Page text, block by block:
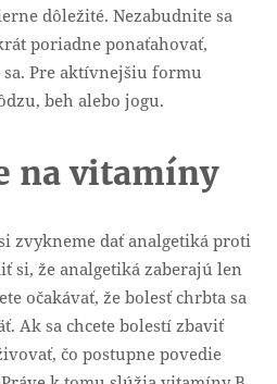
dôležité. Nezabudnite sa
poriadne ponaťahovať,
Pre aktívnejšiu formu
beh alebo jogu.
na vitamíny
zvykneme dať analgetiká proti
si, že analgetiká zaberajú len
očakávať, že bolesť chrbta sa
Ak sa chcete bolestí zbaviť
čo postupne povedie